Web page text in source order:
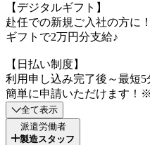
【デジタルギフト】
赴任での新規ご入社の方に
ギフトで2万円分支給♪
【日払い制度】
利用申し込み完了後～最短
簡単に申請いただけます！
全て表示
派遣労働者
製造スタッフ